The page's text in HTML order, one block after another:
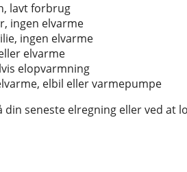
lavt forbrug
ingen elvarme
ingen elvarme
elvarme
elopvarmning
elbil eller varmepumpe
seneste elregning eller ved at